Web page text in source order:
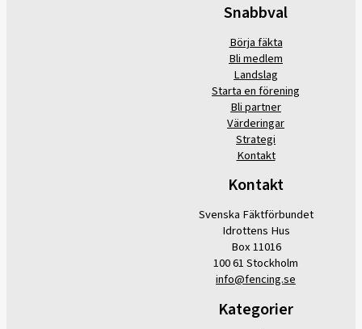
Snabbval
Börja fäkta
Bli medlem
Landslag
Starta en förening
Bli partner
Värderingar
Strategi
Kontakt
Kontakt
Svenska Fäktförbundet
Idrottens Hus
Box 11016
100 61 Stockholm
info@fencing.se
Kategorier